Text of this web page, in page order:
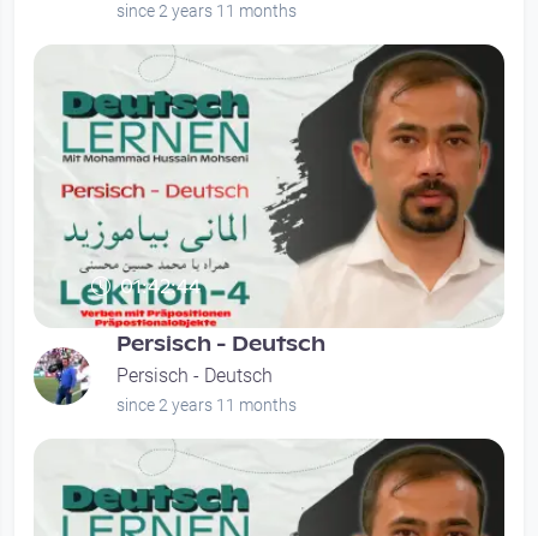
since 2 years 11 months
01:42:44
Persisch - Deutsch
Persisch - Deutsch
since 2 years 11 months